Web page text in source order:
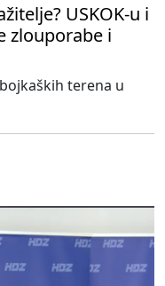
USKOK-u i
zlouporabe i
terena u